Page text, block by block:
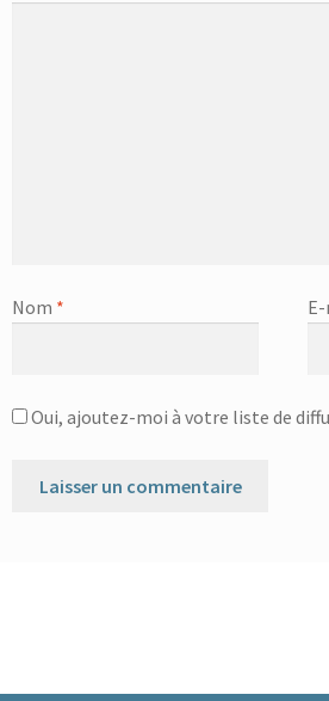
Nom *
Oui, ajoutez-moi à votre liste de